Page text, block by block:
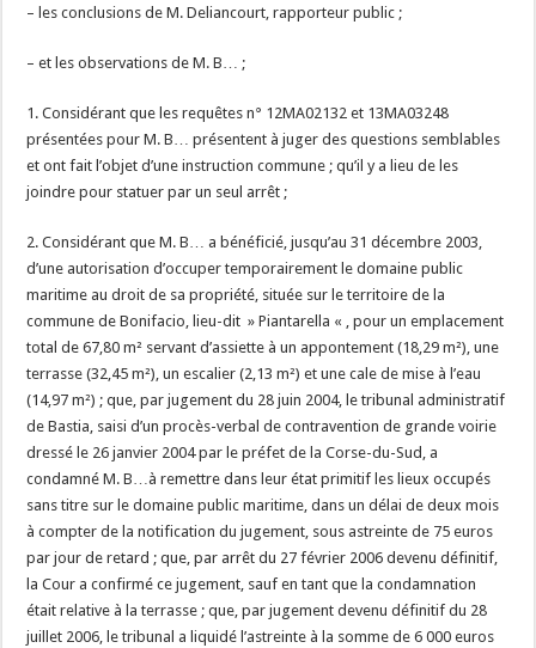
– les conclusions de M. Deliancourt, rapporteur public ;
– et les observations de M. B… ;
1. Considérant que les requêtes n° 12MA02132 et 13MA03248
présentées pour M. B… présentent à juger des questions semblables
et ont fait l’objet d’une instruction commune ; qu’il y a lieu de les
joindre pour statuer par un seul arrêt ;
2. Considérant que M. B… a bénéficié, jusqu’au 31 décembre 2003,
d’une autorisation d’occuper temporairement le domaine public
maritime au droit de sa propriété, située sur le territoire de la
commune de Bonifacio, lieu-dit » Piantarella « , pour un emplacement
total de 67,80 m² servant d’assiette à un appontement (18,29 m²), une
terrasse (32,45 m²), un escalier (2,13 m²) et une cale de mise à l’eau
(14,97 m²) ; que, par jugement du 28 juin 2004, le tribunal administratif
de Bastia, saisi d’un procès-verbal de contravention de grande voirie
dressé le 26 janvier 2004 par le préfet de la Corse-du-Sud, a
condamné M. B…à remettre dans leur état primitif les lieux occupés
sans titre sur le domaine public maritime, dans un délai de deux mois
à compter de la notification du jugement, sous astreinte de 75 euros
par jour de retard ; que, par arrêt du 27 février 2006 devenu définitif,
la Cour a confirmé ce jugement, sauf en tant que la condamnation
était relative à la terrasse ; que, par jugement devenu définitif du 28
juillet 2006, le tribunal a liquidé l’astreinte à la somme de 6 000 euros